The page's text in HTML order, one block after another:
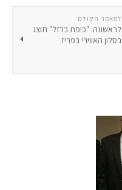
למאמר הקודם
לראשונה: "כיפת ברזל" תוצג
בסלון האווירי בפריז